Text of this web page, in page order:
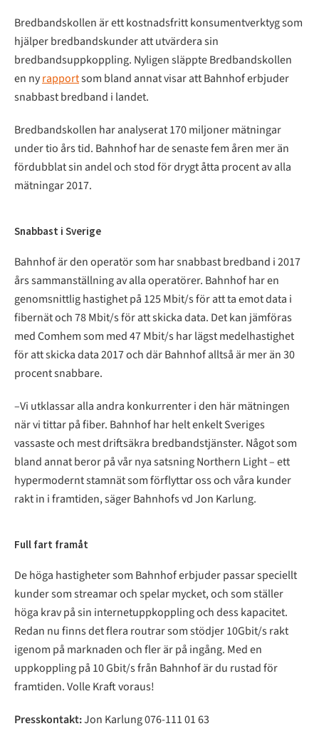
Bredbandskollen är ett kostnadsfritt konsumentverktyg som
hjälper bredbandskunder att utvärdera sin
bredbandsuppkoppling. Nyligen släppte Bredbandskollen
en nyrapportsom bland annat visar att Bahnhof erbjuder
snabbast bredband i landet.
Bredbandskollen har analyserat 170 miljoner mätningar
under tio års tid. Bahnhof har de senaste fem åren mer än
fördubblat sin andel och stod för drygt åtta procent av alla
mätningar 2017.
Snabbast i Sverige
Bahnhof är den operatör som har snabbast bredband i 2017
års sammanställning av alla operatörer. Bahnhof har en
genomsnittlig hastighet på 125 Mbit/s för att ta emot data i
fibernät och 78 Mbit/s för att skicka data. Det kan jämföras
med Comhem som med 47 Mbit/s har lägst medelhastighet
för att skicka data 2017 och där Bahnhof alltså är mer än 30
procent snabbare.
–Vi utklassar alla andra konkurrenter i den här mätningen
när vi tittar på fiber. Bahnhof har helt enkelt Sveriges
vassaste och mest driftsäkra bredbandstjänster. Något som
bland annat beror på vår nya satsning Northern Light – ett
hypermodernt stamnät som förflyttar oss och våra kunder
rakt in i framtiden, säger Bahnhofs vd Jon Karlung.
Full fart framåt
De höga hastigheter som Bahnhof erbjuder passar speciellt
kunder som streamar och spelar mycket, och som ställer
höga krav på sin internetuppkoppling och dess kapacitet.
Redan nu finns det flera routrar som stödjer 10Gbit/s rakt
igenom på marknaden och fler är på ingång. Med en
uppkoppling på 10 Gbit/s från Bahnhof är du rustad för
framtiden. Volle Kraft voraus!
Presskontakt:Jon Karlung 076-111 01 63